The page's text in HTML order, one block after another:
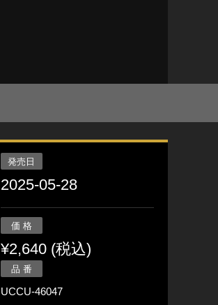
発売日
2025-05-28
価 格
¥2,640 (税込)
品 番
UCCU-46047